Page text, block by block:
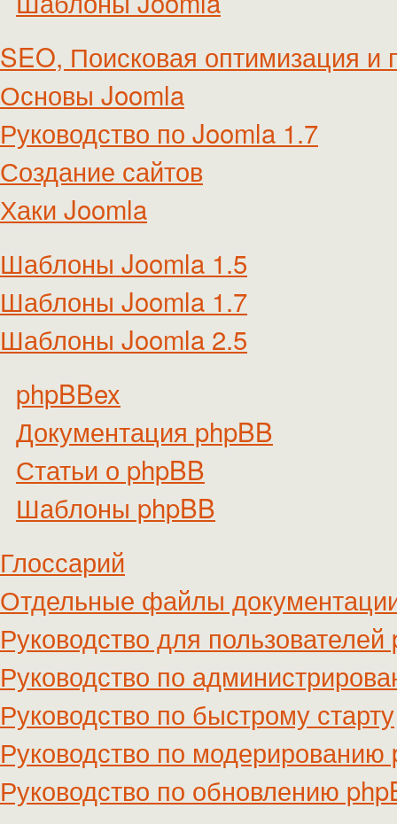
SEO, Поисковая оптимизация и
Основы Joomla
Руководство по Joomla 1.7
Создание сайтов
Хаки Joomla
Шаблоны Joomla 1.5
Шаблоны Joomla 1.7
Шаблоны Joomla 2.5
phpBBex
Документация phpBB
Статьи о phpBB
Шаблоны phpBB
Глоссарий
Отдельные файлы
Руководство для пользователей
Руководство по
Руководство по быстрому старту
Руководство по модерированию
Руководство по обновлению